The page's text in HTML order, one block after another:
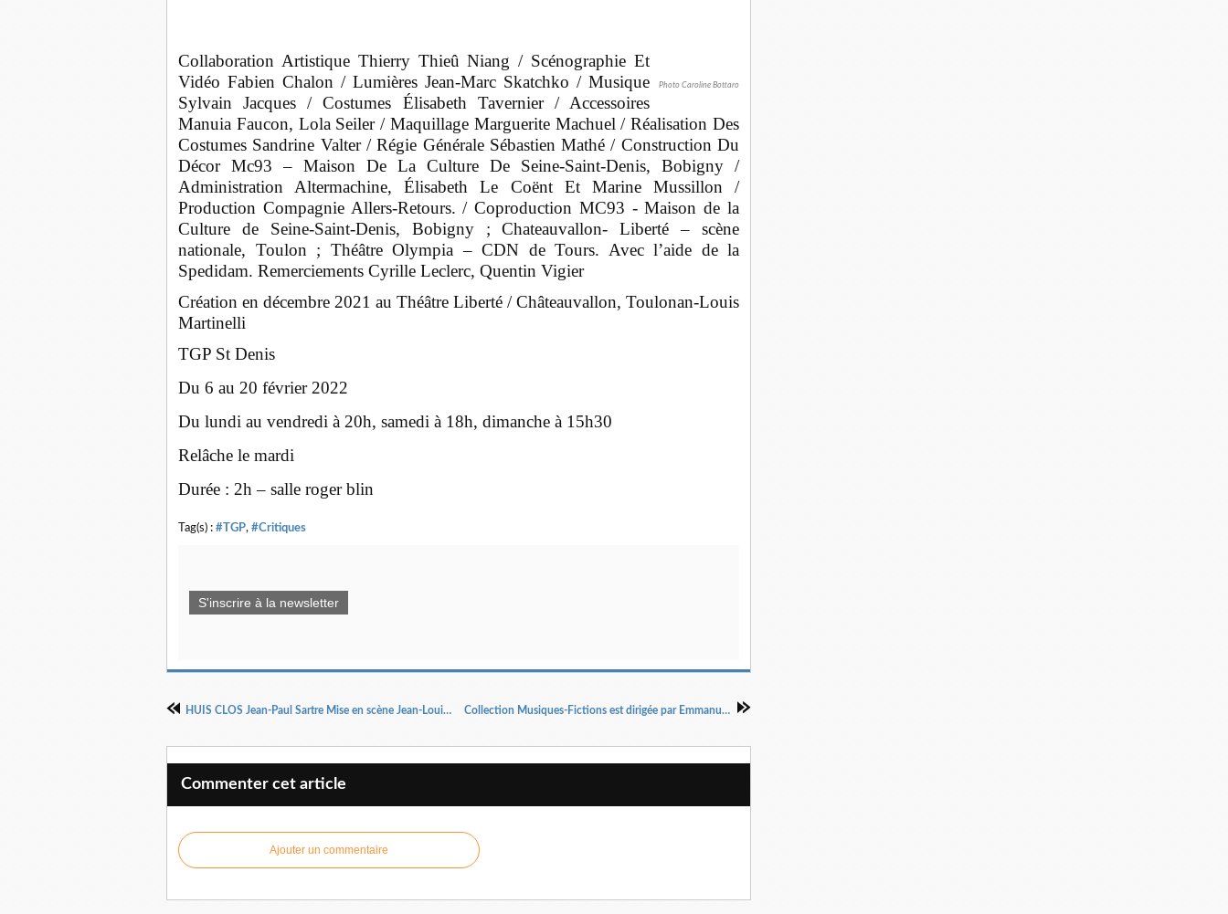
Photo Caroline Bottaro
Collaboration Artistique Thierry Thieû Niang / Scénographie Et
Vidéo Fabien Chalon / Lumières Jean-Marc Skatchko / Musique
Sylvain Jacques / Costumes Élisabeth Tavernier / Accessoires
Manuia Faucon, Lola Seiler / Maquillage Marguerite Machuel / Réalisation Des
Costumes Sandrine Valter / Régie Générale Sébastien Mathé / Construction Du
Décor Mc93 – Maison De La Culture De Seine-Saint-Denis, Bobigny /
Administration Altermachine, Élisabeth Le Coënt Et Marine Mussillon /
Production Compagnie Allers-Retours. / Coproduction MC93 - Maison de la
Culture de Seine-Saint-Denis, Bobigny ; Chateauvallon- Liberté – scène
nationale, Toulon ; Théâtre Olympia – CDN de Tours. Avec l’aide de la
Spedidam. Remerciements Cyrille Leclerc, Quentin Vigier
Création en décembre 2021 au Théâtre Liberté / Châteauvallon, Toulonan-Louis
Martinelli
TGP St Denis
Du 6 au 20 février 2022
Du lundi au vendredi à 20h, samedi à 18h, dimanche à 15h30
Relâche le mardi
Durée : 2h – salle roger blin
Tag(s) : #TGP, #Critiques
S'inscrire à la newsletter
HUIS CLOS Jean-Paul Sartre Mise en scène Jean-Louis Benoit Collection Musiques-Fictions est dirigée par Emmanuelle Zoll.
Commenter cet article
Ajouter un commentaire